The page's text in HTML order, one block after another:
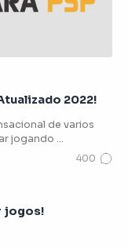
2022!
de varios
jogando …
jogos!